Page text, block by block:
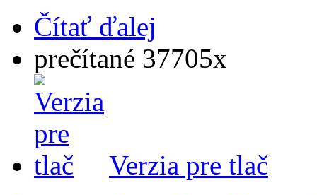
Čítať ďalej
prečítané 37705x
Verzia pre tlač